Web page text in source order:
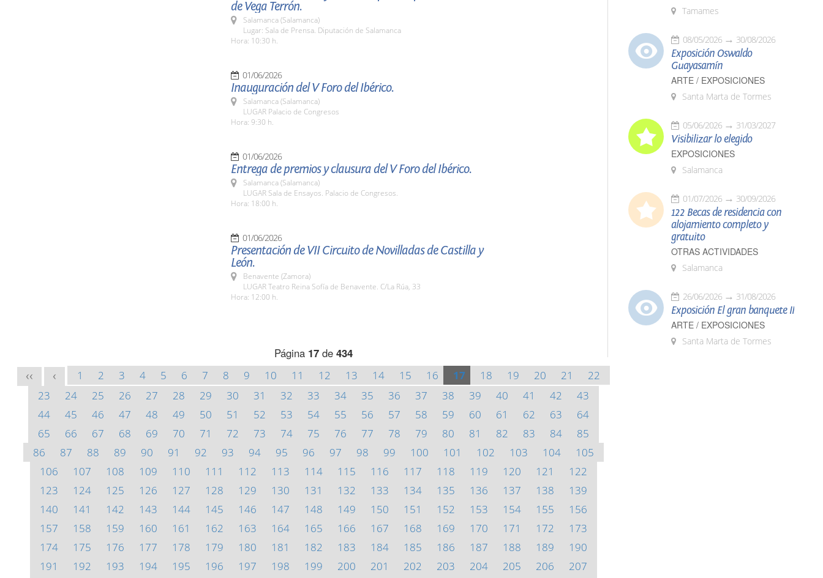
de Vega Terrón.
Salamanca (Salamanca)
Lugar: Sala de Prensa. Diputación de Salamanca
Hora: 10:30 h.
01/06/2026
Inauguración del V Foro del Ibérico.
Salamanca (Salamanca)
LUGAR Palacio de Congresos
Hora: 9:30 h.
01/06/2026
Entrega de premios y clausura del V Foro del Ibérico.
Salamanca (Salamanca)
LUGAR Sala de Ensayos. Palacio de Congresos.
Hora: 18:00 h.
01/06/2026
Presentación de VII Circuito de Novilladas de Castilla y
León.
Benavente (Zamora)
LUGAR Teatro Reina Sofía de Benavente. C/La Rúa, 33
Hora: 12:00 h.
Página 17 de 434
<< < 1 2 3 4 5 6 7 8 9 10 11 12 13 14 15 16 17 18 19 20 21
22
23
24 25 26 27 28 29 30 31 32 33 34 35 36 37 38 39 40 41 42
43
44
45 46 47 48 49 50 51 52 53 54 55 56 57 58 59 60 61 62 63
64
65
66 67 68 69 70 71 72 73 74 75 76 77 78 79 80 81 82 83 84
85
86
87 88 89 90 91 92 93 94 95 96 97 98 99 100 101 102 103 104
105
106
107 108 109 110 111 112 113 114 115 116 117 118 119 120 121
122
123
124 125 126 127 128 129 130 131 132 133 134 135 136 137 138
139
140
141 142 143 144 145 146 147 148 149 150 151 152 153 154 155
156
157
158 159 160 161 162 163 164 165 166 167 168 169 170 171 172
173
174
175 176 177 178 179 180 181 182 183 184 185 186 187 188 189
190
191
192 193 194 195 196 197 198 199 200 201 202 203 204 205 206 207
Tamames
08/05/2026 30/08/2026
Exposición Oswaldo
Guayasamín
ARTE / EXPOSICIONES
Santa Marta de Tormes
05/06/2026 31/03/2027
Visibilizar lo elegido
EXPOSICIONES
Salamanca
01/07/2026 30/09/2026
122 Becas de residencia con
alojamiento completo y
gratuito
OTRAS ACTIVIDADES
Salamanca
26/06/2026 31/08/2026
Exposición El gran banquete II
ARTE / EXPOSICIONES
Santa Marta de Tormes